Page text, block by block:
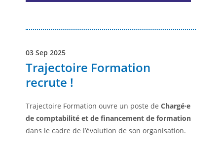
03 Sep 2025
Trajectoire Formation
recrute !
Trajectoire Formation ouvre un poste de Chargé·e
de comptabilité et de financement de formation
dans le cadre de l’évolution de son organisation.